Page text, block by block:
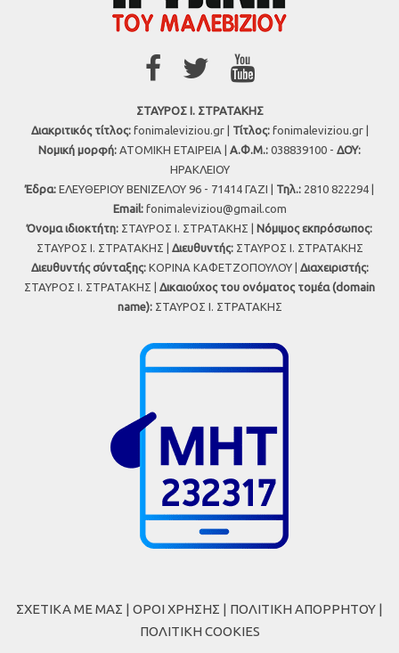
ΣΤΑΥΡΟΣ Ι. ΣΤΡΑΤΑΚΗΣ
Διακριτικός τίτλος:fonimaleviziou.gr | Τίτλος:fonimaleviziou.gr |
Νομική μορφή: ΑΤΟΜΙΚΗ ΕΤΑΙΡΕΙΑ | Α.Φ.Μ.: 038839100 - ΔΟΥ:
ΗΡΑΚΛΕΙΟΥ
Έδρα: ΕΛΕΥΘΕΡΙΟΥ ΒΕΝΙΖΕΛΟΥ 96 - 71414 ΓΑΖΙ | Τηλ.: 2810 822294 |
Εmail: fonimaleviziou@gmail.com
Όνομα ιδιοκτήτη: ΣΤΑΥΡΟΣ Ι. ΣΤΡΑΤΑΚΗΣ | Νόμιμος εκπρόσωπος:
ΣΤΑΥΡΟΣ Ι. ΣΤΡΑΤΑΚΗΣ | Διευθυντής:ΣΤΑΥΡΟΣ Ι. ΣΤΡΑΤΑΚΗΣ
Διευθυντής σύνταξης:ΚΟΡΙΝΑ ΚΑΦΕΤΖΟΠΟΥΛΟΥ | Διαχειριστής:
ΣΤΑΥΡΟΣ Ι. ΣΤΡΑΤΑΚΗΣ | Δικαιούχος του ονόματος τομέα (domain
name):ΣΤΑΥΡΟΣ Ι. ΣΤΡΑΤΑΚΗΣ
ΣΧΕΤΙΚΑ ΜΕ ΜΑΣ | ΟΡΟΙ ΧΡΗΣΗΣ | ΠΟΛΙΤΙΚΗ ΑΠΟΡΡΗΤΟΥ |
ΠΟΛΙΤΙΚΗ COOKIES